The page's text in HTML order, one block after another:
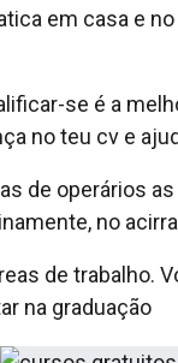
em casa e
se é a
no teu cv e
de operários
no
de trabalho.
na graduação